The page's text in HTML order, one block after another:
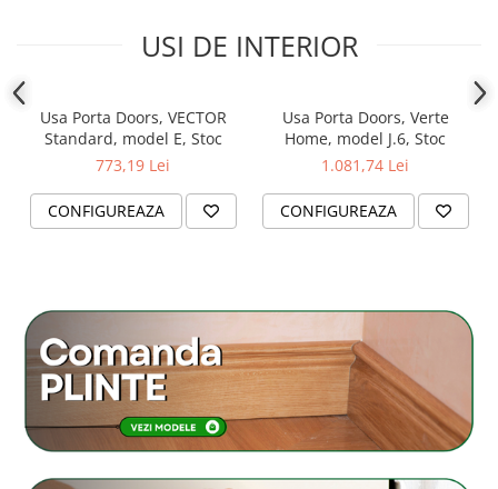
USI DE INTERIOR
Usa Porta Doors, VECTOR
Standard, model E, Stoc
773,19 Lei
CONFIGUREAZA
Usa Porta Doors, Verte
Home, model J.6, Stoc
1.081,74 Lei
CONFIGUREAZA